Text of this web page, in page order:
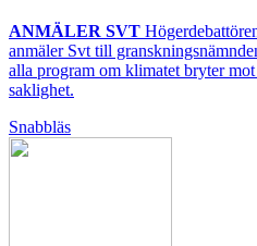
ANMÄLER SVT
anmäler Svt till
alla program om klimatet bryter
saklighet.
Snabbläs